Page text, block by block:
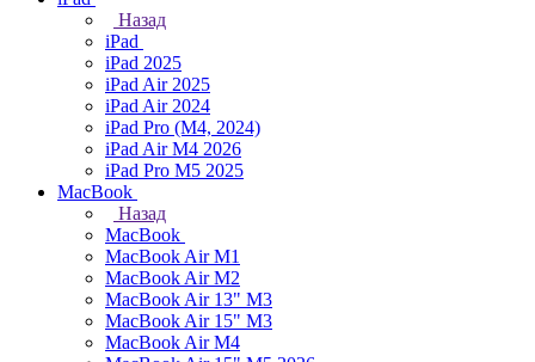
Назад
iPad
iPad 2025
iPad Air 2025
iPad Air 2024
iPad Pro (M4, 2024)
iPad Air M4 2026
iPad Pro M5 2025
MacBook
Назад
MacBook
MacBook Air M1
MacBook Air M2
MacBook Air 13" M3
MacBook Air 15" M3
MacBook Air M4